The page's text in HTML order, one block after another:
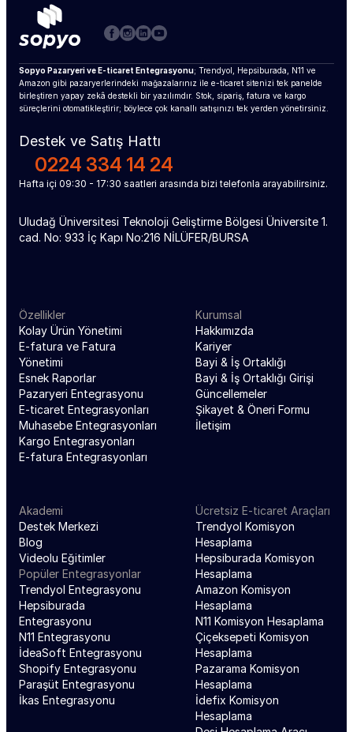
Sopyo Pazaryeri ve E-ticaret Entegrasyonu; Trendyol, Hepsiburada, N11 ve
Amazon gibi pazaryerlerindeki mağazalarınız ile e-ticaret sitenizi tek panelde
birleştiren yapay zekâ destekli bir yazılımdır. Stok, sipariş, fatura ve kargo
süreçlerini otomatikleştirir; böylece çok kanallı satışınızı tek yerden yönetirsiniz.
Destek ve Satış Hattı
0224 334 14 24
Hafta içi 09:30 - 17:30 saatleri arasında bizi telefonla arayabilirsiniz.
Uludağ Üniversitesi Teknoloji Geliştirme Bölgesi Üniversite 1.
cad. No: 933 İç Kapı No:216 NİLÜFER/BURSA
Özellikler
Kolay Ürün Yönetimi
E-fatura ve Fatura
Yönetimi
Esnek Raporlar
Pazaryeri Entegrasyonu
E-ticaret Entegrasyonları
Muhasebe Entegrasyonları
Kargo Entegrasyonları
E-fatura Entegrasyonları
Kurumsal
Hakkımızda
Kariyer
Bayi & İş Ortaklığı
Bayi & İş Ortaklığı Girişi
Güncellemeler
Şikayet & Öneri Formu
İletişim
Akademi
Destek Merkezi
Blog
Videolu Eğitimler
Popüler Entegrasyonlar
Trendyol Entegrasyonu
Hepsiburada
Entegrasyonu
N11 Entegrasyonu
İdeaSoft Entegrasyonu
Shopify Entegrasyonu
Paraşüt Entegrasyonu
İkas Entegrasyonu
Ücretsiz E-ticaret Araçları
Trendyol Komisyon
Hesaplama
Hepsiburada Komisyon
Hesaplama
Amazon Komisyon
Hesaplama
N11 Komisyon Hesaplama
Çiçeksepeti Komisyon
Hesaplama
Pazarama Komisyon
Hesaplama
İdefix Komisyon
Hesaplama